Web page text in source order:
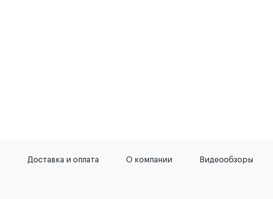
Доставка и оплата О компании Видеообзоры